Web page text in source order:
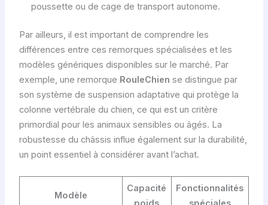
poussette ou de cage de transport autonome.
Par ailleurs, il est important de comprendre les
différences entre ces remorques spécialisées et les
modèles génériques disponibles sur le marché. Par
exemple, une remorque RouleChien se distingue par
son système de suspension adaptative qui protège la
colonne vertébrale du chien, ce qui est un critère
primordial pour les animaux sensibles ou âgés. La
robustesse du châssis influe également sur la durabilité,
un point essentiel à considérer avant l’achat.
Modèle
Capacité
Fonctionnalités